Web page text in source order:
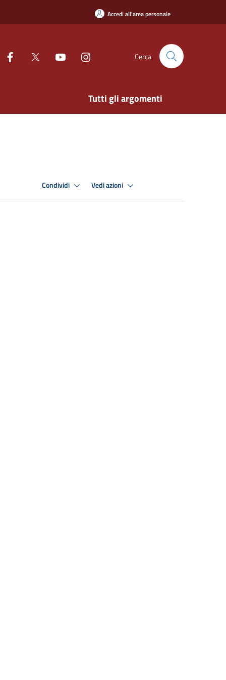
Accedi all'area personale
Cerca
Tutti gli argomenti
Condividi Vedi azioni